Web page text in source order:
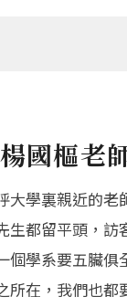
國樞老
大學裏親近的
生都留平頭，
個學系要五臟
所在，我們也